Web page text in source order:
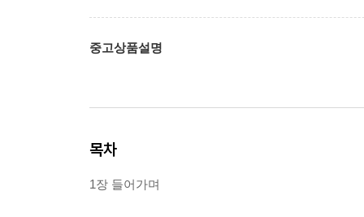
중고상품설명
목차
1장 들어가며